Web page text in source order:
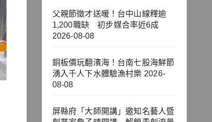
父親節徵才送暖！台中山線釋逾
1,200職缺 初步媒合率近6成
2026-08-08
銅板價玩翻濱海！台南七股海鮮節
湧入千人下水體驗漁村樂 2026-
08-08
屏縣府「大師開講」邀知名藝人暨